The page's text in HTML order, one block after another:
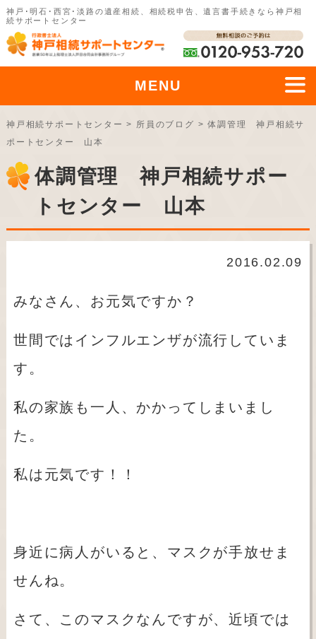
神戸･明石･西宮･淡路の遺産相続、相続税申告、遺言書手続きなら神戸相
続サポートセンター
MENU
神戸相続サポートセンター > 所員のブログ >体調管理 神戸相続サ
ポートセンター 山本
体調管理 神戸相続サポー
トセンター 山本
2016.02.09
みなさん、お元気ですか？
世間ではインフルエンザが流行していま
す。
私の家族も一人、かかってしまいまし
た。
私は元気です！！
身近に病人がいると、マスクが手放せま
せんね。
さて、このマスクなんですが、近頃では